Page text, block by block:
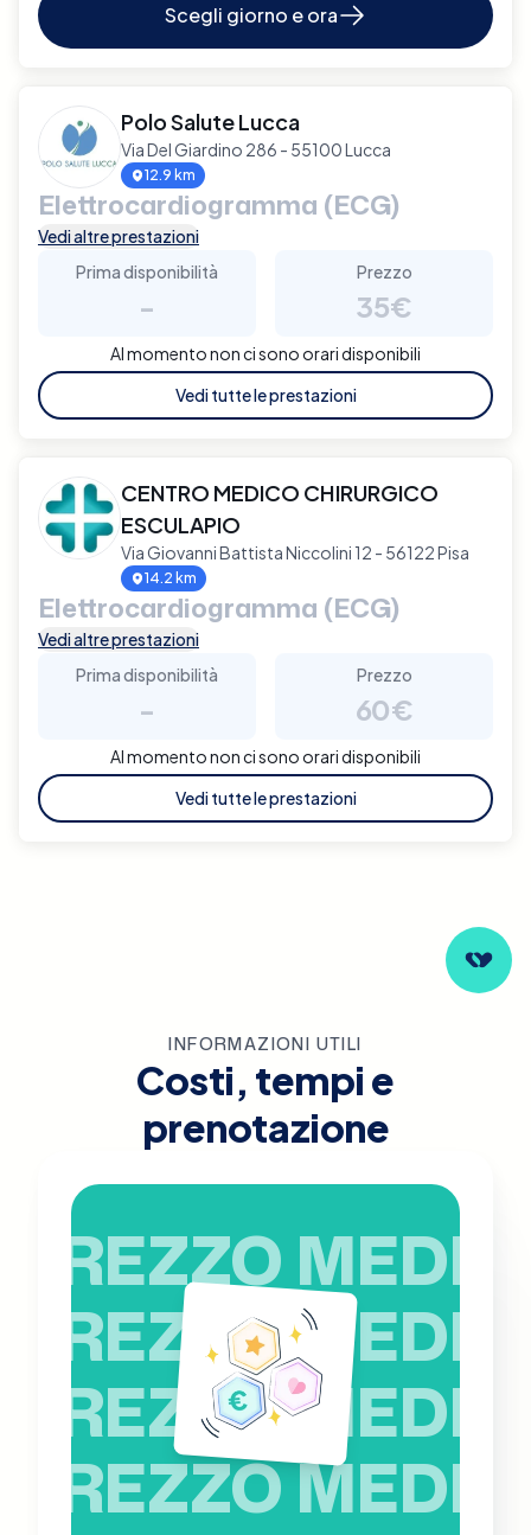
Scegli giorno e ora
Polo Salute Lucca
Via Del Giardino 286 - 55100 Lucca
12.9 km
Elettrocardiogramma (ECG)
Vedi altre prestazioni
Prima disponibilità
-
Prezzo
35€
Al momento non ci sono orari disponibili
Vedi tutte le prestazioni
CENTRO MEDICO CHIRURGICO
ESCULAPIO
Via Giovanni Battista Niccolini 12 - 56122 Pisa
14.2 km
Elettrocardiogramma (ECG)
Vedi altre prestazioni
Prima disponibilità
-
Prezzo
60€
Al momento non ci sono orari disponibili
Vedi tutte le prestazioni
INFORMAZIONI UTILI
Costi, tempi e
prenotazione
PREZZO MEDIO
PREZZO MEDIO
PREZZO MEDIO
PREZZO MEDIO